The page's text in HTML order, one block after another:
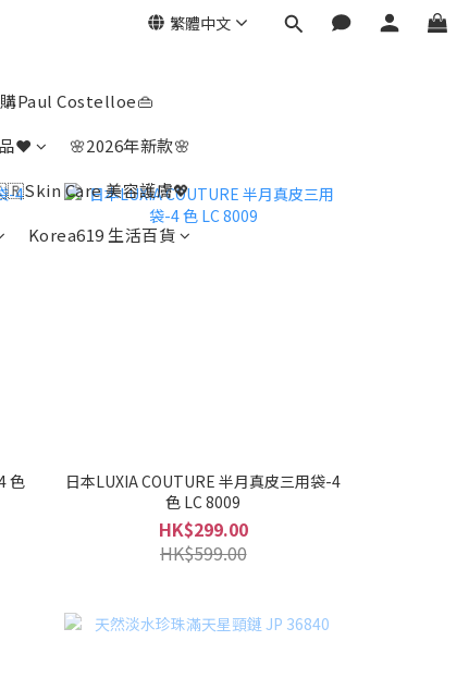
繁體中文
Paul Costelloe👜
❤️
🌸2026年新款🌸
Care 美容護膚💖
Korea619 生活百貨
色
日本LUXIA COUTURE 半月真皮三用袋-4
色 LC 8009
HK$299.00
HK$599.00